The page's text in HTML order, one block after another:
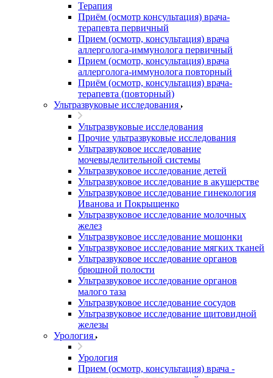
Терапия
Приём (осмотр консультация) врача-
терапевта первичный
Прием (осмотр, консультация) врача
аллерголога-иммунолога первичный
Прием (осмотр, консультация) врача
аллерголога-иммунолога повторный
Приём (осмотр, консультация) врача-
терапевта (повторный)
Ультразвуковые исследования
Ультразвуковые исследования
Прочие ультразвуковые исследования
Ультразвуковое исследование
мочевыделительной системы
Ультразвуковое исследование детей
Ультразвуковое исследование в акушерстве
Ультразвуковое исследование гинекология
Иванова и Покрыщенко
Ультразвуковое исследование молочных
желез
Ультразвуковое исследование мошонки
Ультразвуковое исследование мягких тканей
Ультразвуковое исследование органов
брюшной полости
Ультразвуковое исследование органов
малого таза
Ультразвуковое исследование сосудов
Ультразвуковое исследование щитовидной
железы
Урология
Урология
Прием (осмотр, консультация) врача -